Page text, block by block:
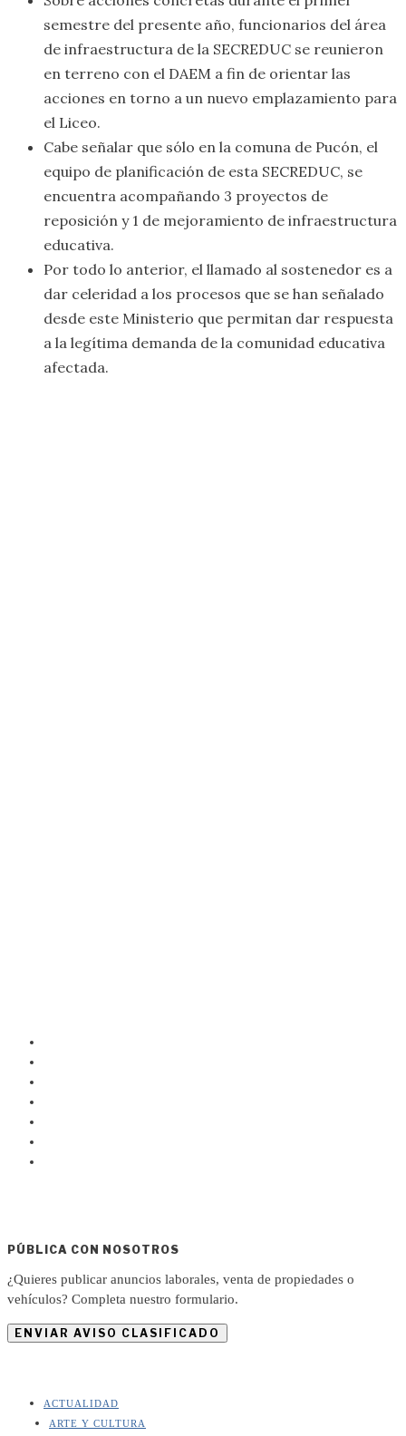
semestre del presente año, funcionarios del área
de infraestructura de la SECREDUC se reunieron
en terreno con el DAEM a fin de orientar las
acciones en torno a un nuevo emplazamiento para
el Liceo.
Cabe señalar que sólo en la comuna de Pucón, el
equipo de planificación de esta SECREDUC, se
encuentra acompañando 3 proyectos de
reposición y 1 de mejoramiento de infraestructura
educativa.
Por todo lo anterior, el llamado al sostenedor es a
dar celeridad a los procesos que se han señalado
desde este Ministerio que permitan dar respuesta
a la legítima demanda de la comunidad educativa
afectada.
PÚBLICA CON NOSOTROS
¿Quieres publicar anuncios laborales, venta de propiedades o
vehículos? Completa nuestro formulario.
ENVIAR AVISO CLASIFICADO
ACTUALIDAD
ARTE Y CULTURA